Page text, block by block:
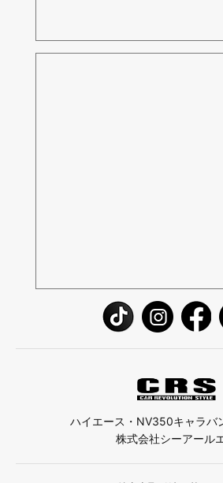
ハイエース・NV350キャラバ
株式会社シーアール